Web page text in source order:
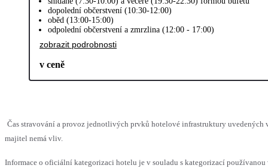
dopolední občerstvení (10:30-12:00)
oběd (13:00-15:00)
odpolední občerstvení a zmrzlina (12:00 - 17:00)
zobrazit podrobnosti
v ceně
Čas stravování a provoz jednotlivých prvků hotelové infrastruktury uvedených
majitel nemá vliv.
Informace o oficiální kategorizaci hotelu je v souladu s kategorizací